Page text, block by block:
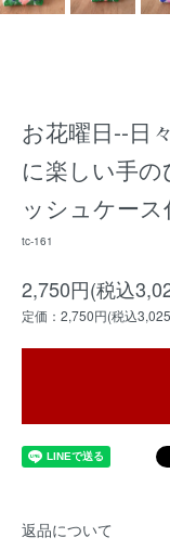
お花曜日--日
に楽しい手
ッシュケース
tc-161
2,750円(税込
定価：2,750円(税込
返品について